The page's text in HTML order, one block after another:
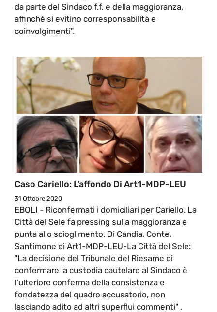
da parte del Sindaco f.f. e della maggioranza,
affinchè si evitino corresponsabilità e
coinvolgimenti".
Caso Cariello: L’affondo Di Art1-MDP-LEU
31 Ottobre 2020
EBOLI - Riconfermati i domiciliari per Cariello. La
Città del Sele fa pressing sulla maggioranza e
punta allo scioglimento. Di Candia, Conte,
Santimone di Art1-MDP-LEU-La Città del Sele:
"La decisione del Tribunale del Riesame di
confermare la custodia cautelare al Sindaco è
l’ulteriore conferma della consistenza e
fondatezza del quadro accusatorio, non
lasciando adito ad altri superflui commenti" .